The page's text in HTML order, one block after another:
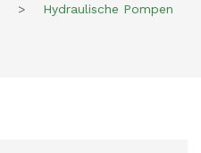
> Hydraulische Pompen